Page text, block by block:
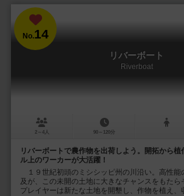
No.14
リバーボート
Riverboat
2～4人 90～120分
リバーボートで農作物を出荷しよう。開拓から植
ル上のワーカーが大活躍！
１９世紀初頭のミシシッピ州の川沿い。高性能
及が、この未開の土地に大きなチャンスをもたら
プレイヤーは新たな土地を開墾し、作物を植え、